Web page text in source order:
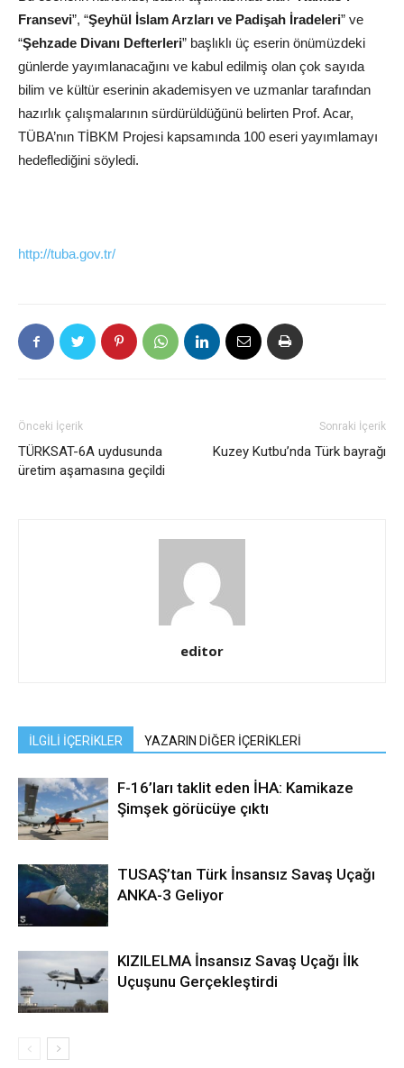
Fransevi”, “Şeyhül İslam Arzları ve Padişah İradeleri” ve
“Şehzade Divanı Defterleri” başlıklı üç eserin önümüzdeki
günlerde yayımlanacağını ve kabul edilmiş olan çok sayıda
bilim ve kültür eserinin akademisyen ve uzmanlar tarafından
hazırlık çalışmalarının sürdürüldüğünü belirten Prof. Acar,
TÜBA’nın TİBKM Projesi kapsamında 100 eseri yayımlamayı
hedeflediğini söyledi.
http://tuba.gov.tr/
Önceki İçerik
TÜRKSAT-6A uydusunda
üretim aşamasına geçildi
Sonraki İçerik
Kuzey Kutbu’nda Türk bayrağı
editor
İLGİLİ İÇERİKLER YAZARIN DİĞER İÇERİKLERİ
F-16’ları taklit eden İHA: Kamikaze
Şimşek görücüye çıktı
TUSAŞ’tan Türk İnsansız Savaş Uçağı
ANKA-3 Geliyor
KIZILELMA İnsansız Savaş Uçağı İlk
Uçuşunu Gerçekleştirdi